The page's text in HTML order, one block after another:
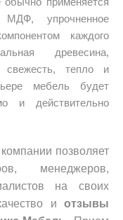
МДФ, упрочненное
каждого
древесина,
свежесть, тепло и
мебель будет
и действительно
позволяет
менеджеров,
на своих
и отзывы